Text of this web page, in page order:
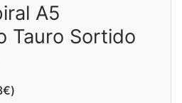
A5
Tauro Sortido
€)